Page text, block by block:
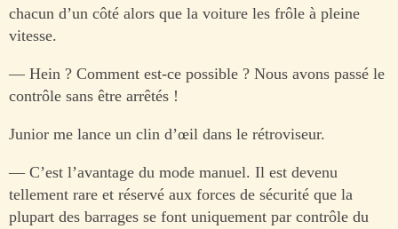
chacun d’un côté alors que la voiture les frôle à pleine
vitesse.
— Hein ? Comment est-ce possible ? Nous avons passé le
contrôle sans être arrêtés !
Junior me lance un clin d’œil dans le rétroviseur.
— C’est l’avantage du mode manuel. Il est devenu
tellement rare et réservé aux forces de sécurité que la
plupart des barrages se font uniquement par contrôle du